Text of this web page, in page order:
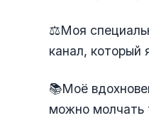
⚖️Моя
канал, который
📚Моё
можно молчать